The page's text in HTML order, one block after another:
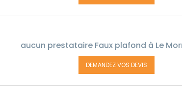
aucun prestataire Faux plafond à Le
DEMANDEZ VOS DEVIS